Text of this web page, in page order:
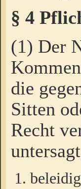
§ 4
(1) Der
die
Sitten
Recht